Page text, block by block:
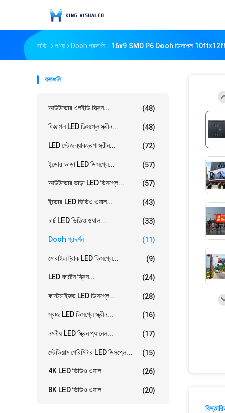
বাড়ি পণ্য Dooh প্রদর্শন 16x9 SMD P6 Dooh ডিসপ্লে
কতগুলি
আউটডোর এলইডি স্ক্রিন... (48)
বিজ্ঞাপন LED ডিসপ্লে স্ক্রীন... (48)
LED স্টেজ ব্যাকড্রপ স্ক্রীন... (72)
ইন্ডোর ভাড়া LED ডিসপ্লে... (57)
আউটডোর ভাড়া LED ডিসপ্লে... (57)
ইন্ডোর LED ভিডিও ওয়াল... (43)
চার্চ LED ভিডিও ওয়াল... (33)
Dooh প্রদর্শন (11)
মোবাইল ট্রাক LED ডিসপ্লে... (9)
LED কার্টেন স্ক্রিন... (24)
কাস্টমাইজড LED ডিসপ্লে... (28)
স্বচ্ছ LED ডিসপ্লে স্ক্রীন... (16)
নমনীয় LED স্ক্রিন প্যানেল... (17)
স্টেডিয়াম পেরিমিটার LED ডিসপ্লে... (15)
4K LED ভিডিও ওয়াল (26)
8K LED ভিডিও ওয়াল (20)